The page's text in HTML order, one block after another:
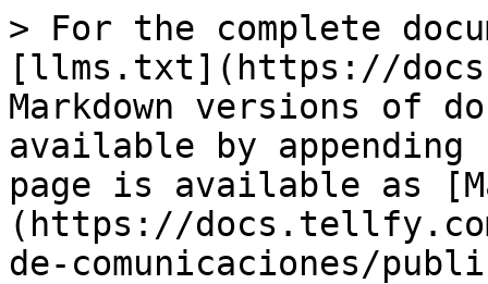
> For the complete
[llms.txt](https://
Markdown versions of
available by
page is available as
(https://
de-comunicaciones/